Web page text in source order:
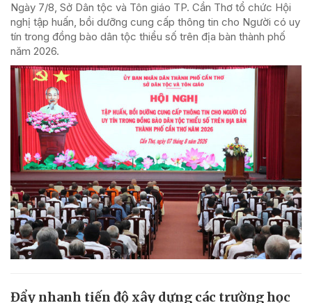
Ngày 7/8, Sở Dân tộc và Tôn giáo TP. Cần Thơ tổ chức Hội
nghị tập huấn, bồi dưỡng cung cấp thông tin cho Người có uy
tín trong đồng bào dân tộc thiểu số trên địa bàn thành phố
năm 2026.
Đẩy nhanh tiến độ xây dựng các trường học